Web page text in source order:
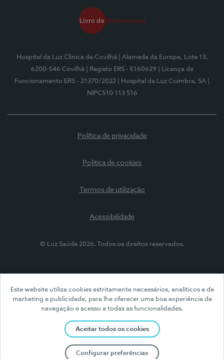
Este website utiliza cookies estritamente necessários, analíticos e de
marketing e publicidade, para lhe oferecer uma boa experiência de
navegação e acesso a todas as funcionalidades.
Aceitar todos os cookies
Configurar preferências
Hospital da Luz Clínica da Covilhã
| Alameda da Europa, Lote 13,
6200-546 Covilhã
| Registo ERS - E160629
| Licença de
Funcionamento ERS - 21370/2022
| Hospital da Luz Coimbra, SA
NIPC510 113 516
Política de privacidade
Política de cookies
Termos de utilização
Acessibilidade
© Luz Saúde 2026. Todos os direitos reservados.